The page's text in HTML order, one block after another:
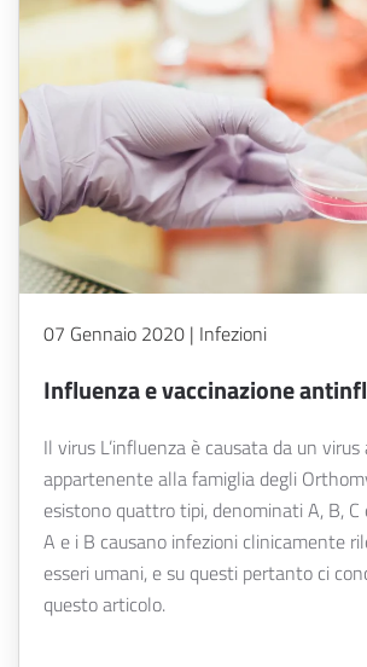
07 Gennaio 2020 | Infezioni
Influenza e vaccinazione
Il virus L’influenza è causata da un virus
appartenente alla famiglia degli
esistono quattro tipi, denominati A, B, C
A e i B causano infezioni clinicamente
esseri umani, e su questi pertanto ci
questo articolo.